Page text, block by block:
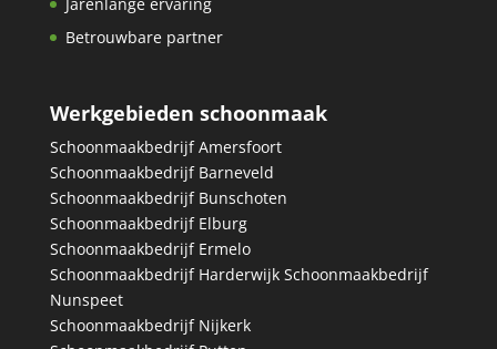
Betrouwbare partner
Werkgebieden schoonmaak
Schoonmaakbedrijf Amersfoort
Schoonmaakbedrijf Barneveld
Schoonmaakbedrijf Bunschoten
Schoonmaakbedrijf Elburg
Schoonmaakbedrijf Ermelo
Schoonmaakbedrijf Harderwijk Schoonmaakbedrijf
Nunspeet
Schoonmaakbedrijf Nijkerk